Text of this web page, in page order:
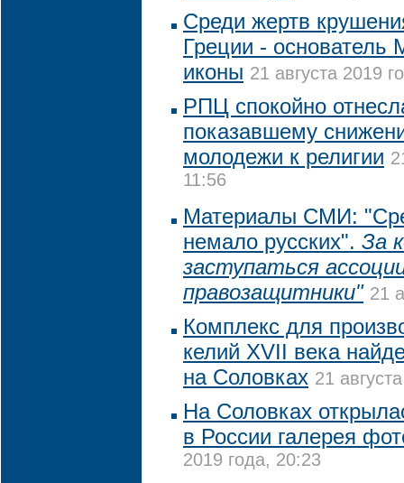
Среди жертв
Греции - основатель
иконы 21 августа 2019
РПЦ спокойно
показавшему
молодежи к религии
11:56
Материалы СМИ:
немало русских". За
заступаться
правозащитники" 21
Комплекс для
келий XVII века
на Соловках 21
На Соловках
в России галерея
2019 года, 20:23